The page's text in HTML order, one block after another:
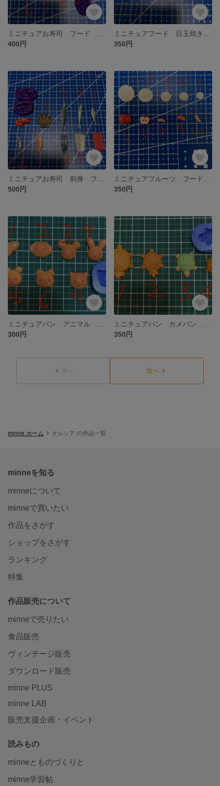
400円
350円
500円
350円
300円
350円
前へ 次へ
minne ホーム オルシア の作品一覧
minneを知る
minneについて
minneで買いたい
作品をさがす
ショップをさがす
ランキング
特集
作品販売について
minneで売りたい
食品販売
ヴィンテージ販売
ダウンロード販売
minne PLUS
minne LAB
販売支援企画・イベント
読みもの
minneとものづくりと
minne学習帖